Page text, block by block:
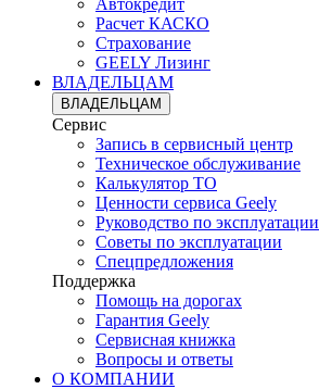
Автокредит
Расчет КАСКО
Страхование
GEELY Лизинг
ВЛАДЕЛЬЦАМ
ВЛАДЕЛЬЦАМ
Сервис
Запись в сервисный центр
Техническое обслуживание
Калькулятор ТО
Ценности сервиса Geely
Руководство по эксплуатации
Советы по эксплуатации
Спецпредложения
Поддержка
Помощь на дорогах
Гарантия Geely
Сервисная книжка
Вопросы и ответы
О КОМПАНИИ